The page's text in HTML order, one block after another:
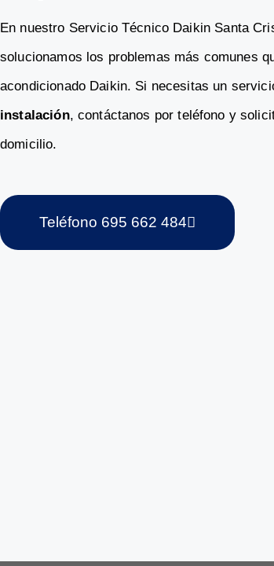
En nuestro Servicio Técnico Daikin Santa
solucionamos los problemas más comunes
acondicionado Daikin. Si necesitas un
instalación, contáctanos por teléfono y
domicilio.
Teléfono 695 662 484